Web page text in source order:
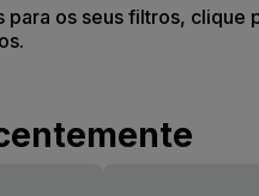
para os seus filtros, clique